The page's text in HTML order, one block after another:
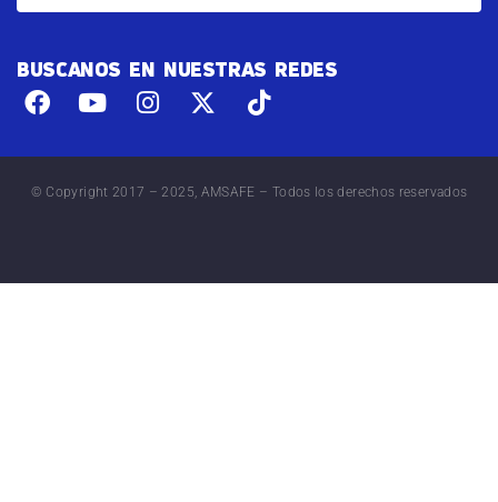
BUSCANOS EN NUESTRAS REDES
© Copyright 2017 – 2025, AMSAFE – Todos los derechos reservados